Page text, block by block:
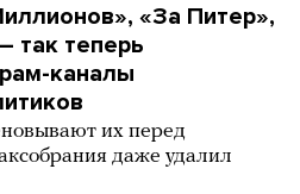
«За Питер»,
так теперь
каналы
их перед
даже удалил